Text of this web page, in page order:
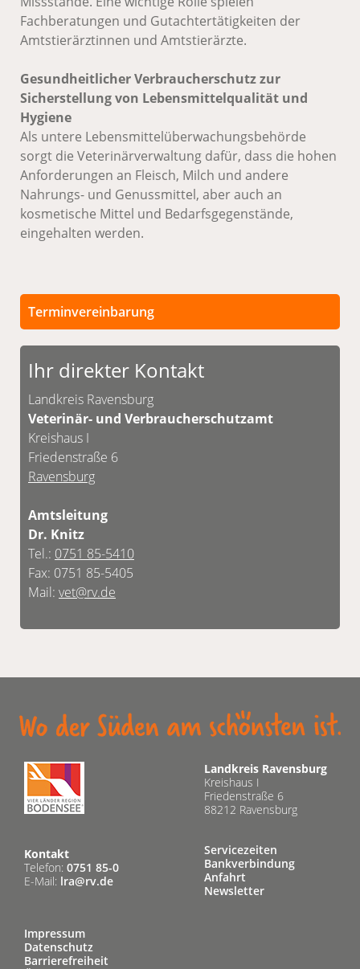
Fachberatungen und Gutachtertätigkeiten der
Amtstierärztinnen und Amtstierärzte.
Gesundheitlicher Verbraucherschutz zur
Sicherstellung von Lebensmittelqualität und
Hygiene
Als untere Lebensmittelüberwachungsbehörde
sorgt die Veterinärverwaltung dafür, dass die hohen
Anforderungen an Fleisch, Milch und andere
Nahrungs- und Genussmittel, aber auch an
kosmetische Mittel und Bedarfsgegenstände,
eingehalten werden.
Terminvereinbarung
Persönliche Termine sind nach vorheriger
Vereinbarung möglich.
Ihr direkter Kontakt
Landkreis Ravensburg
Veterinär- und Verbraucherschutzamt
Kreishaus I
Friedenstraße 6
Ravensburg
Amtsleitung
Dr. Knitz
Tel.: 0751 85-5410
Fax: 0751 85-5405
Mail: vet@rv.de
Landkreis Ravensburg
Kreishaus I
Friedenstraße 6
88212 Ravensburg
Kontakt
Telefon: 0751 85-0
E-Mail: lra@rv.de
Servicezeiten
Bankverbindung
Anfahrt
Newsletter
Impressum
Datenschutz
Barrierefreiheit